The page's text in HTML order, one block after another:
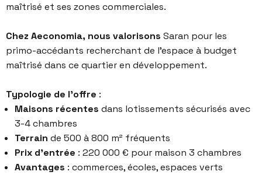
maîtrisé et ses zones commerciales.
Chez Aeconomia, nous valorisons Saran pour les
primo-accédants recherchant de l’espace à budget
maîtrisé dans ce quartier en développement.
Typologie de l’offre :
Maisons récentes dans lotissements sécurisés avec
3-4 chambres
Terrain de 500 à 800 m² fréquents
Prix d’entrée : 220 000 € pour maison 3 chambres
Avantages : commerces, écoles, espaces verts